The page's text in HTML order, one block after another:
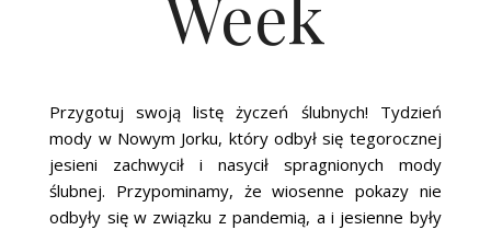
Przygotuj swoją listę życzeń ślubnych! Tydzień
mody w Nowym Jorku, który odbył się tegorocznej
jesieni zachwycił i nasycił spragnionych mody
ślubnej. Przypominamy, że wiosenne pokazy nie
odbyły się w związku z pandemią, a i jesienne były